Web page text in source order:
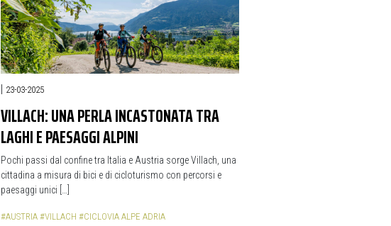
| 23-03-2025
VILLACH: UNA PERLA INCASTONATA TRA
LAGHI E PAESAGGI ALPINI
Pochi passi dal confine tra Italia e Austria sorge Villach, una
cittadina a misura di bici e di cicloturismo con percorsi e
paesaggi unici […]
#AUSTRIA #VILLACH #CICLOVIA ALPE ADRIA